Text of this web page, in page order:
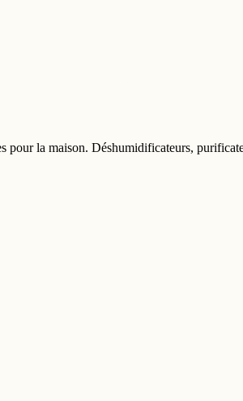
pour la maison. Déshumidificateurs,